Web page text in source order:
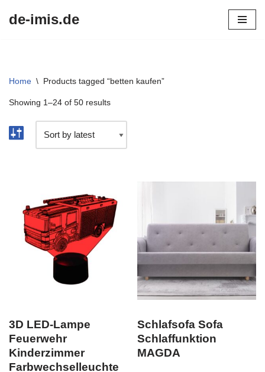
de-imis.de
Home \ Products tagged “betten kaufen”
Showing 1–24 of 50 results
3D LED-Lampe
Feuerwehr
Kinderzimmer
Farbwechselleuchte
Schlafsofa Sofa
Schlaffunktion
MAGDA